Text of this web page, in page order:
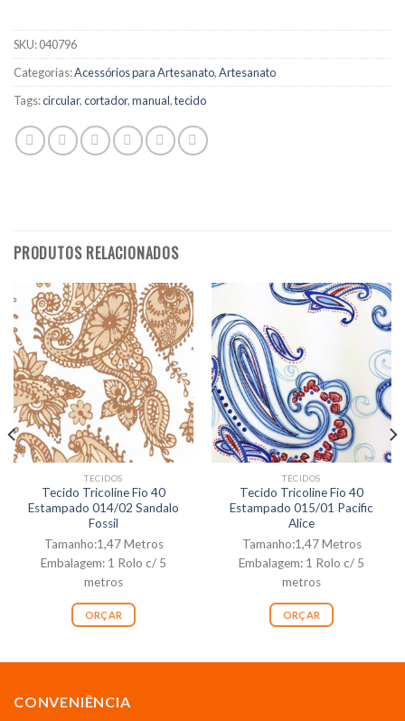
SKU:040796
Categorias:Acessórios para Artesanato,Artesanato
Tags:circular,cortador,manual,tecido
PRODUTOS RELACIONADOS
TECIDOS
Tecido Tricoline Fio 40
Estampado 014/02 Sandalo
Fossil
Tamanho:1,47 Metros
Embalagem: 1 Rolo c/ 5
metros
ORÇAR
TECIDOS
Tecido Tricoline Fio 40
Estampado 015/01 Pacific
Alice
Tamanho:1,47 Metros
Embalagem: 1 Rolo c/ 5
metros
ORÇAR
CONVENIÊNCIA